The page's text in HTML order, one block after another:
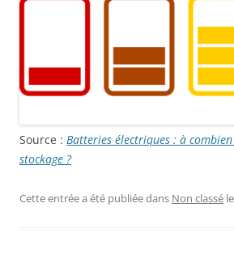
Source : Batteries électriques : à
stockage ?
Cette entrée a été publiée dans Non classé le